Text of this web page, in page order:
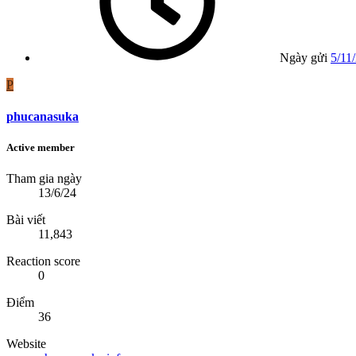
Ngày gửi 5/
P
phucanasuka
Active member
Tham gia ngày
13/6/24
Bài viết
11,843
Reaction score
0
Điểm
36
Website